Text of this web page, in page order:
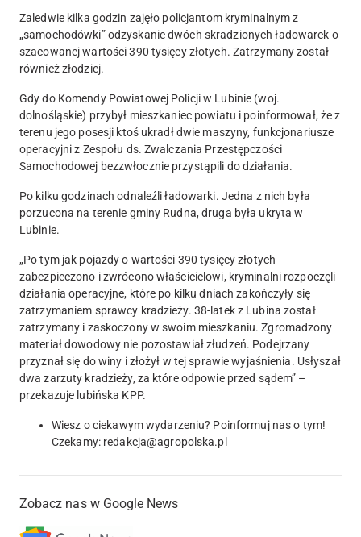
Zaledwie kilka godzin zajęło policjantom kryminalnym z
„samochodówki” odzyskanie dwóch skradzionych ładowarek o
szacowanej wartości 390 tysięcy złotych. Zatrzymany został
również złodziej.
Gdy do Komendy Powiatowej Policji w Lubinie (woj.
dolnośląskie) przybył mieszkaniec powiatu i poinformował, że z
terenu jego posesji ktoś ukradł dwie maszyny, funkcjonariusze
operacyjni z Zespołu ds. Zwalczania Przestępczości
Samochodowej bezzwłocznie przystąpili do działania.
Po kilku godzinach odnaleźli ładowarki. Jedna z nich była
porzucona na terenie gminy Rudna, druga była ukryta w
Lubinie.
„Po tym jak pojazdy o wartości 390 tysięcy złotych
zabezpieczono i zwrócono właścicielowi, kryminalni rozpoczęli
działania operacyjne, które po kilku dniach zakończyły się
zatrzymaniem sprawcy kradzieży. 38-latek z Lubina został
zatrzymany i zaskoczony w swoim mieszkaniu. Zgromadzony
materiał dowodowy nie pozostawiał złudzeń. Podejrzany
przyznał się do winy i złożył w tej sprawie wyjaśnienia. Usłyszał
dwa zarzuty kradzieży, za które odpowie przed sądem” –
przekazuje lubińska KPP.
Wiesz o ciekawym wydarzeniu? Poinformuj nas o tym!
Czekamy: redakcja@agropolska.pl
Zobacz nas w Google News